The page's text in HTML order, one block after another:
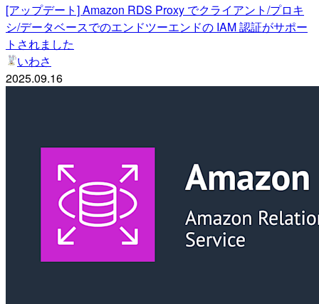
[アップデート] Amazon RDS Proxy でクライアント/プロキ
シ/データベースでのエンドツーエンドの IAM 認証がサポー
トされました
いわさ
2025.09.16